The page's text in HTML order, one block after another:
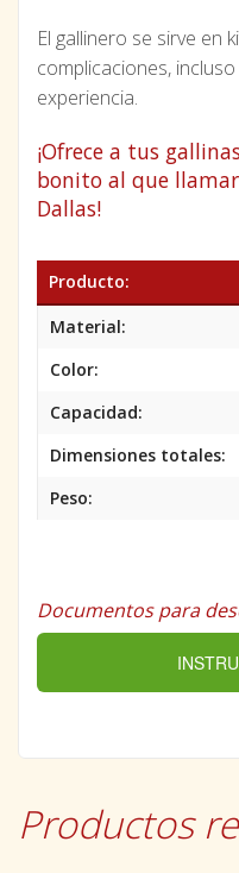
El gallinero se sirve en
complicaciones,
experiencia.
¡Ofrece a tus
bonito al que
Dallas!
Producto:
Material:
Color:
Capacidad:
Dimensiones totales:
Peso:
Documentos para
Productos